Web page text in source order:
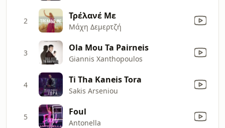
2 Τρέλανέ Με
Μάχη Δεμερτζή
3 Ola Mou Ta Pairneis
Giannis Xanthopoulos
4 Ti Tha Kaneis Tora
Sakis Arseniou
5 Foul
Antonella